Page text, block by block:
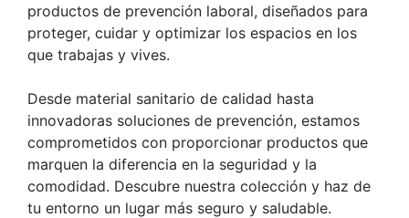
productos de prevención laboral, diseñados para
proteger, cuidar y optimizar los espacios en los
que trabajas y vives.
Desde material sanitario de calidad hasta
innovadoras soluciones de prevención, estamos
comprometidos con proporcionar productos que
marquen la diferencia en la seguridad y la
comodidad. Descubre nuestra colección y haz de
tu entorno un lugar más seguro y saludable.